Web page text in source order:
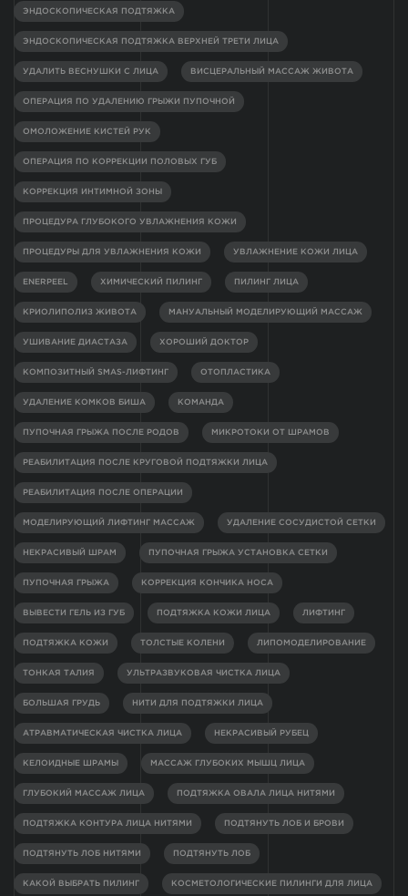
ЭНДОСКОПИЧЕСКАЯ ПОДТЯЖКА
ЭНДОСКОПИЧЕСКАЯ ПОДТЯЖКА ВЕРХНЕЙ ТРЕТИ ЛИЦА
УДАЛИТЬ ВЕСНУШКИ С ЛИЦА ВИСЦЕРАЛЬНЫЙ МАССАЖ ЖИВОТА
ОПЕРАЦИЯ ПО УДАЛЕНИЮ ГРЫЖИ ПУПОЧНОЙ
ОМОЛОЖЕНИЕ КИСТЕЙ РУК
ОПЕРАЦИЯ ПО КОРРЕКЦИИ ПОЛОВЫХ ГУБ
КОРРЕКЦИЯ ИНТИМНОЙ ЗОНЫ
ПРОЦЕДУРА ГЛУБОКОГО УВЛАЖНЕНИЯ КОЖИ
ПРОЦЕДУРЫ ДЛЯ УВЛАЖНЕНИЯ КОЖИ УВЛАЖНЕНИЕ КОЖИ ЛИЦА
ENERPEEL ХИМИЧЕСКИЙ ПИЛИНГ ПИЛИНГ ЛИЦА
КРИОЛИПОЛИЗ ЖИВОТА МАНУАЛЬНЫЙ МОДЕЛИРУЮЩИЙ МАССАЖ
УШИВАНИЕ ДИАСТАЗА ХОРОШИЙ ДОКТОР
КОМПОЗИТНЫЙ SMAS-ЛИФТИНГ ОТОПЛАСТИКА
УДАЛЕНИЕ КОМКОВ БИША КОМАНДА
ПУПОЧНАЯ ГРЫЖА ПОСЛЕ РОДОВ МИКРОТОКИ ОТ ШРАМОВ
РЕАБИЛИТАЦИЯ ПОСЛЕ КРУГОВОЙ ПОДТЯЖКИ ЛИЦА
РЕАБИЛИТАЦИЯ ПОСЛЕ ОПЕРАЦИИ
МОДЕЛИРУЮЩИЙ ЛИФТИНГ МАССАЖ УДАЛЕНИЕ СОСУДИСТОЙ СЕТКИ
НЕКРАСИВЫЙ ШРАМ ПУПОЧНАЯ ГРЫЖА УСТАНОВКА СЕТКИ
ПУПОЧНАЯ ГРЫЖА КОРРЕКЦИЯ КОНЧИКА НОСА
ВЫВЕСТИ ГЕЛЬ ИЗ ГУБ ПОДТЯЖКА КОЖИ ЛИЦА ЛИФТИНГ
ПОДТЯЖКА КОЖИ ТОЛСТЫЕ КОЛЕНИ ЛИПОМОДЕЛИРОВАНИЕ
ТОНКАЯ ТАЛИЯ УЛЬТРАЗВУКОВАЯ ЧИСТКА ЛИЦА
БОЛЬШАЯ ГРУДЬ НИТИ ДЛЯ ПОДТЯЖКИ ЛИЦА
АТРАВМАТИЧЕСКАЯ ЧИСТКА ЛИЦА НЕКРАСИВЫЙ РУБЕЦ
КЕЛОИДНЫЕ ШРАМЫ МАССАЖ ГЛУБОКИХ МЫШЦ ЛИЦА
ГЛУБОКИЙ МАССАЖ ЛИЦА ПОДТЯЖКА ОВАЛА ЛИЦА НИТЯМИ
ПОДТЯЖКА КОНТУРА ЛИЦА НИТЯМИ ПОДТЯНУТЬ ЛОБ И БРОВИ
ПОДТЯНУТЬ ЛОБ НИТЯМИ ПОДТЯНУТЬ ЛОБ
КАКОЙ ВЫБРАТЬ ПИЛИНГ КОСМЕТОЛОГИЧЕСКИЕ ПИЛИНГИ ДЛЯ ЛИЦА